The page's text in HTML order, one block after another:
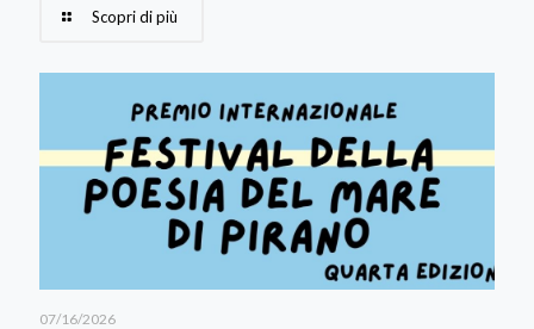
Scopri di più
07/16/2026